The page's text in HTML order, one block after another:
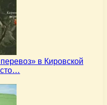
в Кировской